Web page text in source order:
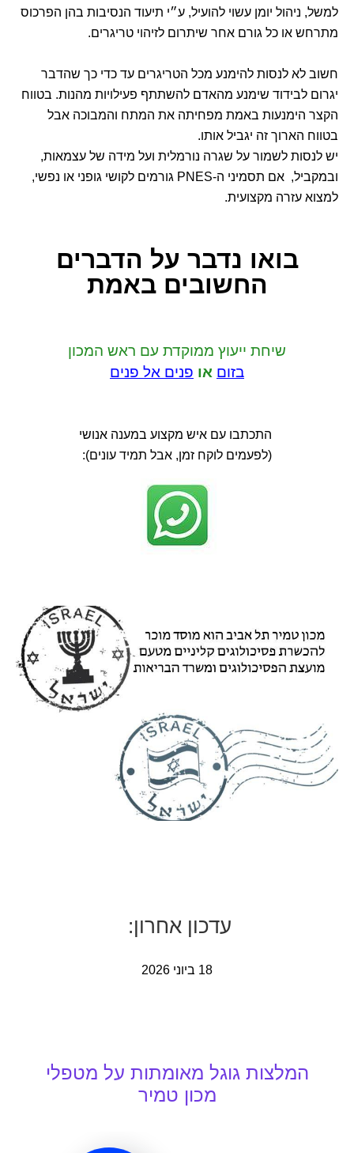
למשל, ניהול יומן עשוי להועיל, ע״י תיעוד הנסיבות בהן הפרכוס
מתרחש או כל גורם אחר שיתרום לזיהוי טריגרים.
חשוב לא לנסות להימנע מכל הטריגרים עד כדי כך שהדבר
יגרום לבידוד שימנע מהאדם להשתתף פעילויות מהנות. בטווח
הקצר הימנעות באמת מפחיתה את המתח והמבוכה אבל
בטווח הארוך זה יגביל אותו.
יש לנסות לשמור על שגרה נורמלית ועל מידה של עצמאות,
ובמקביל, אם תסמיני ה-PNES גורמים לקושי גופני או נפשי,
למצוא עזרה מקצועית.
בואו נדבר על הדברים
החשובים באמת
שיחת ייעוץ ממוקדת עם ראש המכון
בזום או פנים אל פנים
התכתבו עם איש מקצוע במענה אנושי
(לפעמים לוקח זמן, אבל תמיד עונים):
עדכון אחרון:
18 ביוני 2026